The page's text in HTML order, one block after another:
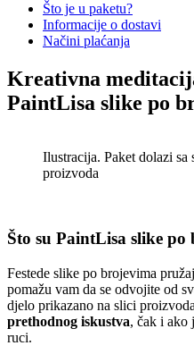
Što je u paketu?
Informacije o dostavi
Načini plaćanja
Kreativna
PaintLisa slike po
Ilustracija. Paket dolazi
proizvoda
Što su PaintLisa slike po
Festede slike po brojevima
pomažu vam da se odvojite od
djelo prikazano na slici
prethodnog iskustva, čak i ako
ruci.